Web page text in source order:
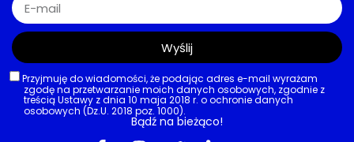
Przyjmuję do wiadomości, że podając adres e-mail wyrażam
zgodę na przetwarzanie moich danych osobowych, zgodnie z
treścią Ustawy z dnia 10 maja 2018 r. o ochronie danych
osobowych (Dz.U. 2018 poz. 1000).
Wyślij
Bądź na bieżąco!